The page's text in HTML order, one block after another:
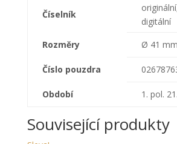
Číselník
digitální
Rozměry
Ø 41 mm
Číslo pouzdra
Období 1. pol.
Související produkty